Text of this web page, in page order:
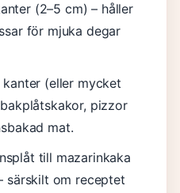
(2–5 cm) – håller
för mjuka degar
kanter (eller mycket
pizzor
mat.
till mazarinkaka
särskilt om receptet